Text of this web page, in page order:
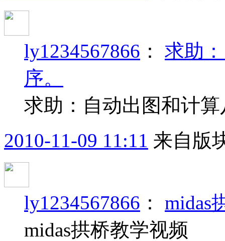
ly1234567866 ： 求助
序。
求助：自动出图和计
2010-11-09 11:11 来自版
ly1234567866 ： midas
midas拱桥教学视频